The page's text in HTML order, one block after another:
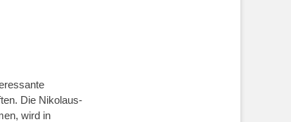
Die Nikolaus-
wird in